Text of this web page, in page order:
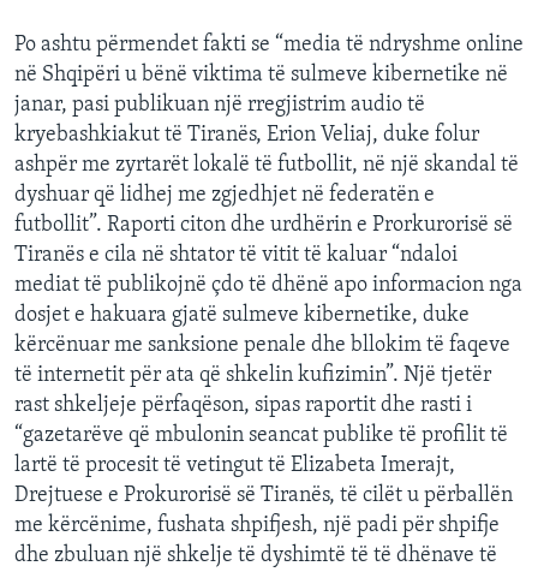
Po ashtu përmendet fakti se “media të ndryshme online
në Shqipëri u bënë viktima të sulmeve kibernetike në
janar, pasi publikuan një rregjistrim audio të
kryebashkiakut të Tiranës, Erion Veliaj, duke folur
ashpër me zyrtarët lokalë të futbollit, në një skandal të
dyshuar që lidhej me zgjedhjet në federatën e
futbollit”. Raporti citon dhe urdhërin e Prorkurorisë së
Tiranës e cila në shtator të vitit të kaluar “ndaloi
mediat të publikojnë çdo të dhënë apo informacion nga
dosjet e hakuara gjatë sulmeve kibernetike, duke
kërcënuar me sanksione penale dhe bllokim të faqeve
të internetit për ata që shkelin kufizimin”. Një tjetër
rast shkeljeje përfaqëson, sipas raportit dhe rasti i
“gazetarëve që mbulonin seancat publike të profilit të
lartë të procesit të vetingut të Elizabeta Imerajt,
Drejtuese e Prokurorisë së Tiranës, të cilët u përballën
me kërcënime, fushata shpifjesh, një padi për shpifje
dhe zbuluan një shkelje të dyshimtë të të dhënave të